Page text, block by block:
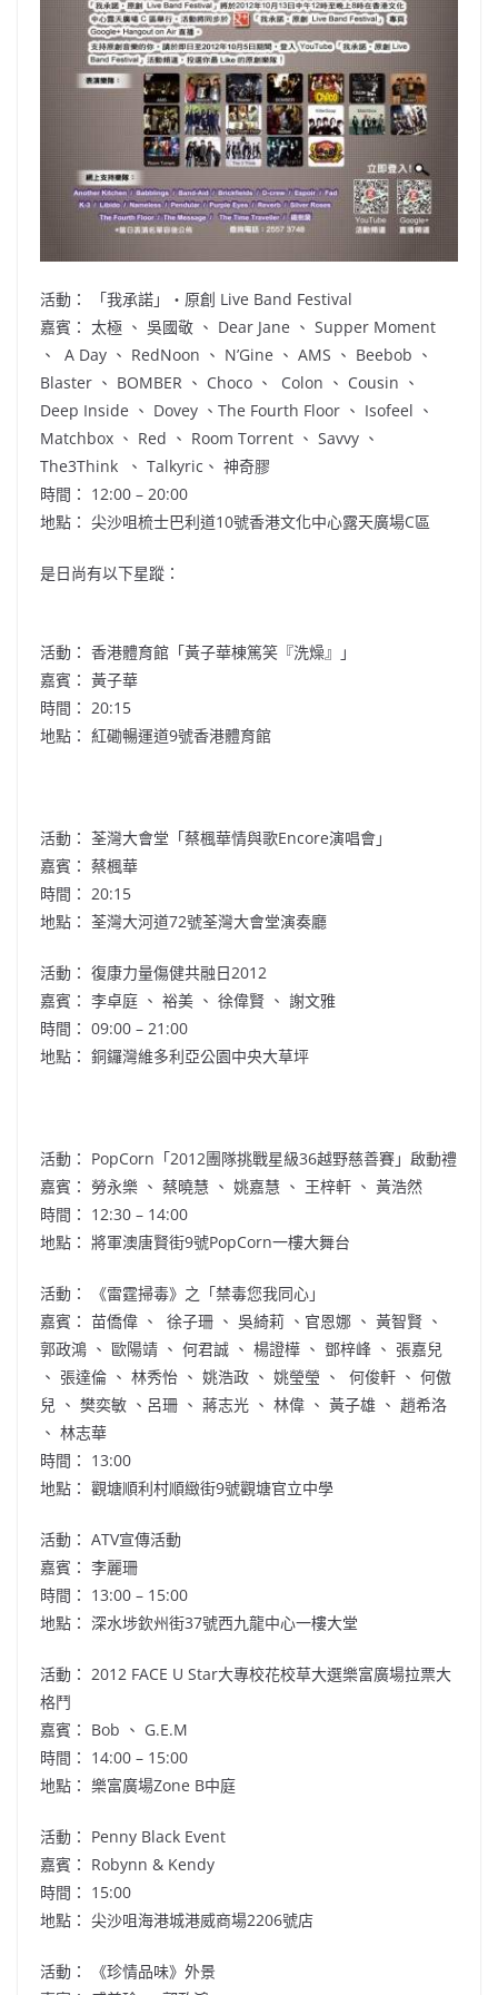
活動： 「我承諾」‧原創 Live Band Festival
嘉賓： 太極 、 吳國敬 、 Dear Jane 、 Supper Moment
、 A Day 、 RedNoon 、 N’Gine 、 AMS 、 Beebob 、
Blaster 、 BOMBER 、 Choco 、 Colon 、 Cousin 、
Deep Inside 、 Dovey 、The Fourth Floor 、 Isofeel 、
Matchbox 、 Red 、 Room Torrent 、 Savvy 、
The3Think 、 Talkyric、 神奇膠
時間： 12:00 – 20:00
地點： 尖沙咀梳士巴利道10號香港文化中心露天廣場C區
是日尚有以下星蹤：
活動： 香港體育館「黃子華棟篤笑『洗燥』」
嘉賓： 黃子華
時間： 20:15
地點： 紅磡暢運道9號香港體育館
活動： 荃灣大會堂「蔡楓華情與歌Encore演唱會」
嘉賓： 蔡楓華
時間： 20:15
地點： 荃灣大河道72號荃灣大會堂演奏廳
活動： 復康力量傷健共融日2012
嘉賓： 李卓庭 、 裕美 、 徐偉賢 、 謝文雅
時間： 09:00 – 21:00
地點： 銅鑼灣維多利亞公園中央大草坪
活動： PopCorn「2012團隊挑戰星級36越野慈善賽」啟動禮
嘉賓： 勞永樂 、 蔡曉慧 、 姚嘉慧 、 王梓軒 、 黃浩然
時間： 12:30 – 14:00
地點： 將軍澳唐賢街9號PopCorn一樓大舞台
活動： 《雷霆掃毒》之「禁毒您我同心」
嘉賓： 苗僑偉 、 徐子珊 、 吳綺莉 、官恩娜 、 黃智賢 、
郭政鴻 、 歐陽靖 、 何君誠 、 楊證樺 、 鄧梓峰 、 張嘉兒
、 張達倫 、 林秀怡 、 姚浩政 、 姚瑩瑩 、 何俊軒 、 何傲
兒 、 樊奕敏 、呂珊 、 蔣志光 、 林偉 、 黃子雄 、 趙希洛
、 林志華
時間： 13:00
地點： 觀塘順利村順緻街9號觀塘官立中學
活動： ATV宣傳活動
嘉賓： 李麗珊
時間： 13:00 – 15:00
地點： 深水埗欽州街37號西九龍中心一樓大堂
活動： 2012 FACE U Star大專校花校草大選樂富廣場拉票大
格鬥
嘉賓： Bob 、 G.E.M
時間： 14:00 – 15:00
地點： 樂富廣場Zone B中庭
活動： Penny Black Event
嘉賓： Robynn & Kendy
時間： 15:00
地點： 尖沙咀海港城港威商場2206號店
活動： 《珍情品味》外景